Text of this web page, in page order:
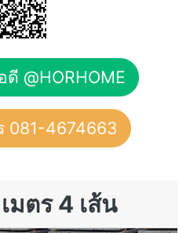
@HORHOME
081-4674663
มตร 4 เส้น